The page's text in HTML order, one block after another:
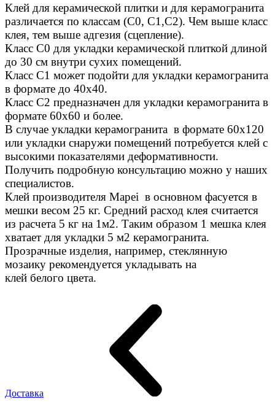
Клей для керамической плитки и для керамогранита
различается по классам (C0, C1,C2). Чем выше класс
клея, тем выше адгезия (сцепление).
Класс С0 для укладки керамической плиткой длиной
до 30 см внутри сухих помещений.
Класс C1 может подойти для укладки керамогранита
в формате до 40х40.
Класс C2 предназначен для укладки керамогранита в
формате 60х60 и более.
В случае укладки керамогранита в формате 60х120
или укладки снаружи помещений потребуется клей с
высокими показателями деформативности.
Получить подробную консультацию можно у наших
специалистов.
Клей производителя Mapei в основном фасуется в
мешки весом 25 кг. Средний расход клея считается
из расчета 5 кг на 1м2. Таким образом 1 мешка клея
хватает для укладки 5 м2 керамогранита.
Прозрачные изделия, например, стеклянную
мозаику рекомендуется укладывать на
клей белого цвета.
Доставка